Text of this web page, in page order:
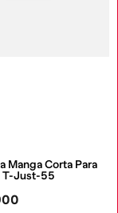
Manga Corta Para
T-Just-55